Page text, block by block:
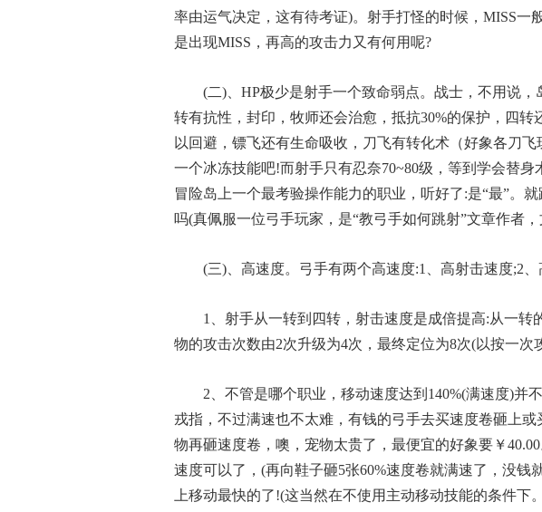
率由运气决定，这有待考证)。射手打怪的时候，MISS
是出现MISS，再高的攻击力又有何用呢?
(二)、HP极少是射手一个致命弱点。战士，不用说
转有抗性，封印，牧师还会治愈，抵抗30%的保护，四
以回避，镖飞还有生命吸收，刀飞有转化术（好象各刀
一个冰冻技能吧!而射手只有忍奈70~80级，等到学会替
冒险岛上一个最考验操作能力的职业，听好了:是“最”。
吗(真佩服一位弓手玩家，是“教弓手如何跳射”文章作者
(三)、高速度。弓手有两个高速度:1、高射击速度;2、
1、射手从一转到四转，射击速度是成倍提高:从一
物的攻击次数由2次升级为4次，最终定位为8次(以按一
2、不管是哪个职业，移动速度达到140%(满速度)并
戎指，不过满速也不太难，有钱的弓手去买速度卷砸上
物再砸速度卷，噢，宠物太贵了，最便宜的好象要￥
速度可以了，(再向鞋子砸5张60%速度卷就满速了，没
上移动最快的了!(这当然在不使用主动移动技能的条件